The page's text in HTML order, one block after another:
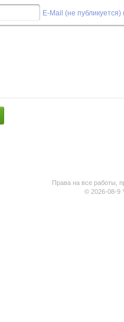
E-Mail (не
Права на все работы,
© 2026-08-9